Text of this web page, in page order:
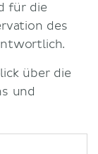
für die
des
über die
und